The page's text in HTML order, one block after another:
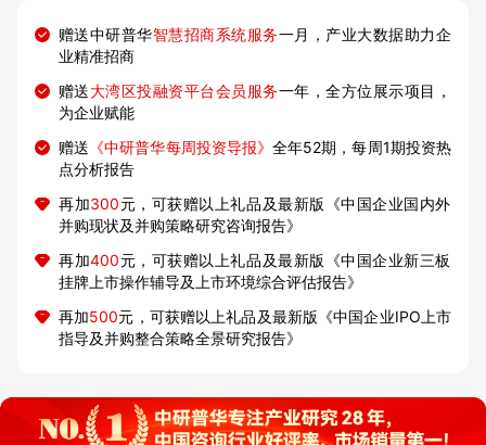
赠送中研普华智慧招商系统服务一月，产业大数据助力企
业精准招商
赠送大湾区投融资平台会员服务一年，全方位展示项目，
为企业赋能
赠送 《中研普华每周投资导报》全年52期，每周1期投资热
点分析报告
再加300元，可获赠以上礼品及最新版《中国企业国内外
并购现状及并购策略研究咨询报告》
再加400元，可获赠以上礼品及最新版《中国企业新三板
挂牌上市操作辅导及上市环境综合评估报告》
再加500元，可获赠以上礼品及最新版《中国企业IPO上市
指导及并购整合策略全景研究报告》